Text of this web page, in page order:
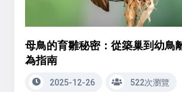
母鳥的育雛秘密：從築巢到幼鳥
為指南
2025-12-26 522次瀏覽